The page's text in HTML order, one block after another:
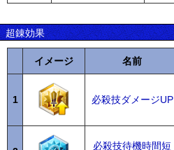
超錬効果
イメージ 名前
1 必殺技ダメージUP
必殺技待機時間短